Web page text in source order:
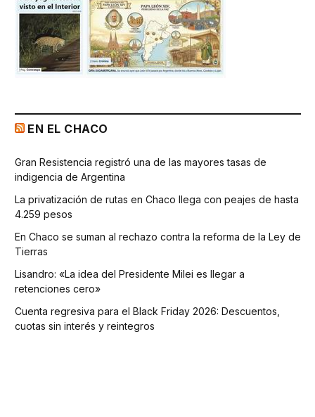
EN EL CHACO
Gran Resistencia registró una de las mayores tasas de
indigencia de Argentina
La privatización de rutas en Chaco llega con peajes de hasta
4.259 pesos
En Chaco se suman al rechazo contra la reforma de la Ley de
Tierras
Lisandro: «La idea del Presidente Milei es llegar a
retenciones cero»
Cuenta regresiva para el Black Friday 2026: Descuentos,
cuotas sin interés y reintegros